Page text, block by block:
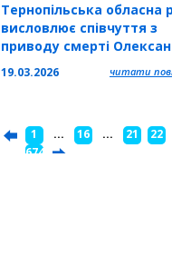
Тернопільська обласна
висловлює співчуття з
приводу смерті
Самсоненка
19.03.2026 читати
1 ... 16 ... 21
22
674